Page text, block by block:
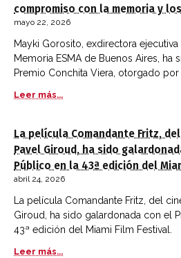
compromiso con la memoria y
mayo 22, 2026
Mayki Gorosito, exdirectora
Memoria ESMA de Buenos Aires, ha
Premio Conchita Viera, otorgado por
Leer más...
La película Comandante Fritz,
Pavel Giroud, ha sido
Público en la 43ª edición del
abril 24, 2026
La película Comandante Fritz, del
Giroud, ha sido galardonada con el
43ª edición del Miami Film Festival.
Leer más...